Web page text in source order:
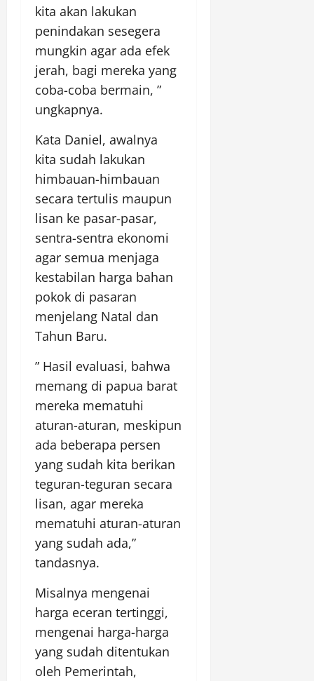
kita akan lakukan
penindakan sesegera
mungkin agar ada efek
jerah, bagi mereka yang
coba-coba bermain, ”
ungkapnya.
Kata Daniel, awalnya
kita sudah lakukan
himbauan-himbauan
secara tertulis maupun
lisan ke pasar-pasar,
sentra-sentra ekonomi
agar semua menjaga
kestabilan harga bahan
pokok di pasaran
menjelang Natal dan
Tahun Baru.
” Hasil evaluasi, bahwa
memang di papua barat
mereka mematuhi
aturan-aturan, meskipun
ada beberapa persen
yang sudah kita berikan
teguran-teguran secara
lisan, agar mereka
mematuhi aturan-aturan
yang sudah ada,”
tandasnya.
Misalnya mengenai
harga eceran tertinggi,
mengenai harga-harga
yang sudah ditentukan
oleh Pemerintah,